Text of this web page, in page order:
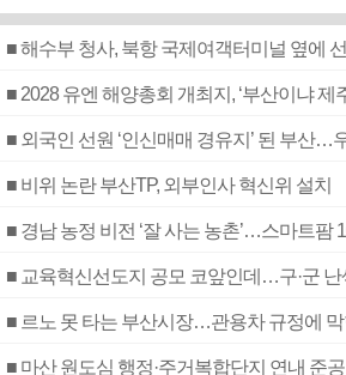
■ 해수부 청사, 북항 국제여객터미널 옆에
■ 2028 유엔 해양총회 개최지, ‘부산이냐 제
■ 외국인 선원 ‘인신매매 경유지’ 된 부산…
■ 비위 논란 부산TP, 외부인사 혁신위 설치
■ 경남 농정 비전 ‘잘 사는 농촌’…스마트팜
■ 교육혁신선도지 공모 코앞인데…구·군 난
■ 르노 못 타는 부산시장…관용차 규정에
■ 마산 원도심 행정·주거복합단지 연내 준